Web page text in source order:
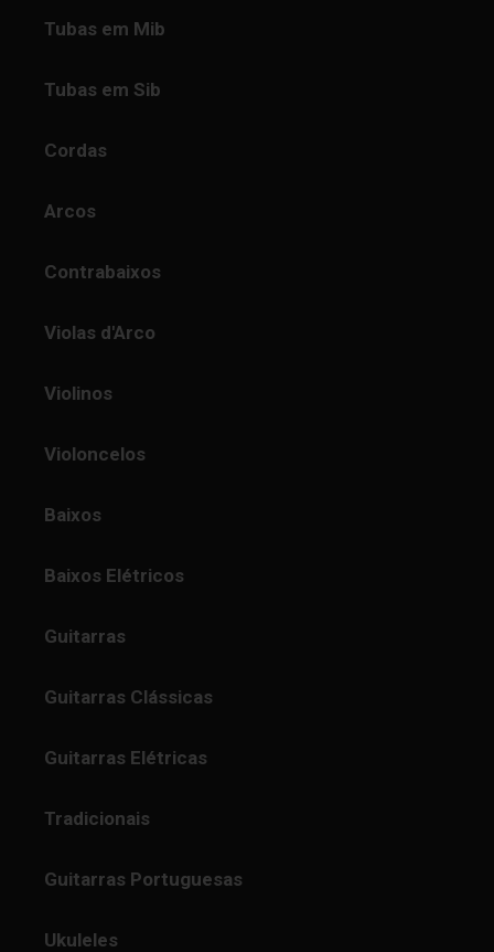
Tubas em Mib
Tubas em Sib
Cordas
Arcos
Contrabaixos
Violas d'Arco
Violinos
Violoncelos
Baixos
Baixos Elétricos
Guitarras
Guitarras Clássicas
Guitarras Elétricas
Tradicionais
Guitarras Portuguesas
Ukuleles